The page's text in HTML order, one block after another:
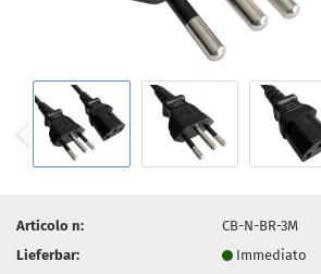
Articolo n:
CB-N-BR-3M
Lieferbar:
Immediato